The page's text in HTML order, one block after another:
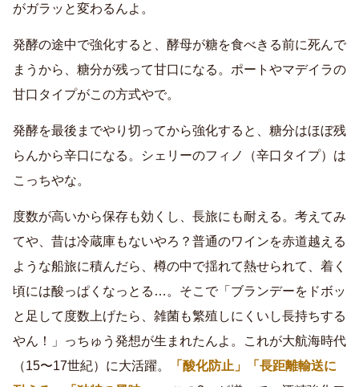
がガラッと変わるんよ。
発酵の途中で強化すると、酵母が糖を食べきる前に死んで
まうから、糖分が残って甘口になる。ポートやマデイラの
甘口タイプがこの方式やで。
発酵を最後までやり切ってから強化すると、糖分はほぼ残
らんから辛口になる。シェリーのフィノ（辛口タイプ）は
こっちやな。
度数が高いから保存も効くし、長旅にも耐える。考えてみ
てや、昔は冷蔵庫もないやろ？普通のワインを赤道越える
ような船旅に積んだら、樽の中で揺れて熱せられて、着く
頃には酸っぱくなっとる…。そこで「ブランデーをドボッ
と足して度数上げたら、雑菌も繁殖しにくいし長持ちする
やん！」っちゅう発想が生まれたんよ。これが大航海時代
（15〜17世紀）に大活躍。
「酸化防止」「長距離輸送に